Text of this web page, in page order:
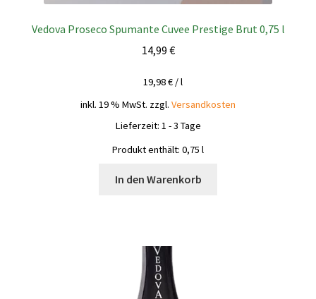
Vedova Proseco Spumante Cuvee Prestige Brut 0,75 l
14,99 €
19,98€ /l
inkl. 19 % MwSt. zzgl. Versandkosten
Lieferzeit: 1 - 3 Tage
Produkt enthält: 0,75 l
In den Warenkorb